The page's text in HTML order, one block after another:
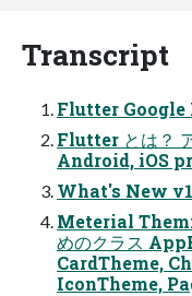
Transcript
Flutter Google
Flutter とは？
Android, iOS
What's New
Meterial
めのクラス
CardTheme,
IconTheme,